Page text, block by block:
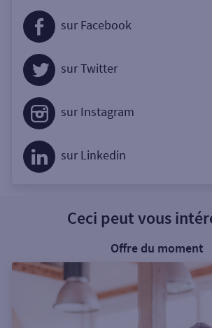
sur Facebook
sur Twitter
sur Instagram
sur Linkedin
Ceci peut vous
Offre du moment